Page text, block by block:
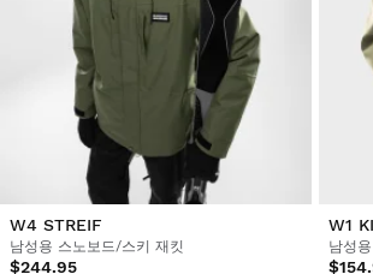
원래 결제 수단으로 환불해 드립니다.
W4 STREIF
남성용 스노보드/스키 재킷
$244.95
W1
남성